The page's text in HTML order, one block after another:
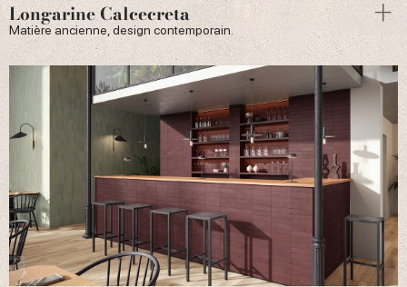
Longarine Calcecreta
Matière ancienne, design contemporain.